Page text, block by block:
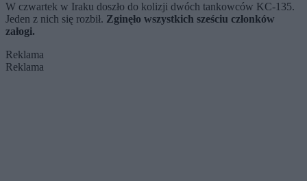
W czwartek w Iraku doszło do kolizji dwóch tankowców KC-135.
Jeden z nich się rozbił. Zginęło wszystkich sześciu członków
załogi.
Reklama
Reklama